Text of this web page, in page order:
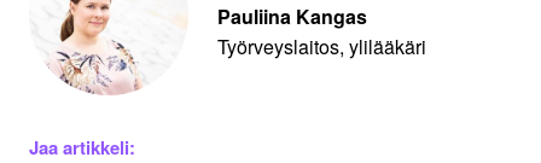
Pauliina Kangas
Työrveyslaitos, ylilääkäri
Jaa artikkeli: